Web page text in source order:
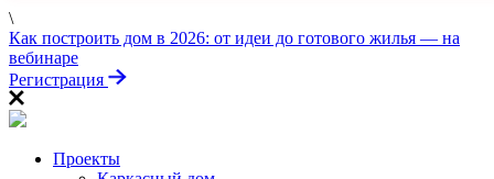
\
Как построить дом в 2026: от идеи до готового жилья — на
вебинаре
Регистрация
Проекты
«Заберите выгоду!»